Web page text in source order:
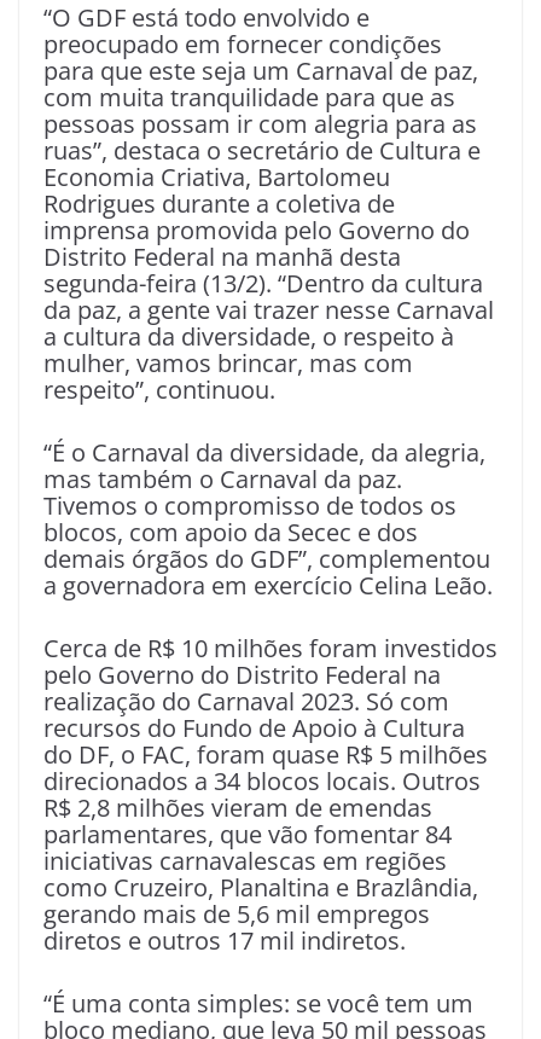
“O GDF está todo envolvido e
preocupado em fornecer condições
para que este seja um Carnaval de paz,
com muita tranquilidade para que as
pessoas possam ir com alegria para as
ruas”, destaca o secretário de Cultura e
Economia Criativa, Bartolomeu
Rodrigues durante a coletiva de
imprensa promovida pelo Governo do
Distrito Federal na manhã desta
segunda-feira (13/2). “Dentro da cultura
da paz, a gente vai trazer nesse Carnaval
a cultura da diversidade, o respeito à
mulher, vamos brincar, mas com
respeito”, continuou.
“É o Carnaval da diversidade, da alegria,
mas também o Carnaval da paz.
Tivemos o compromisso de todos os
blocos, com apoio da Secec e dos
demais órgãos do GDF”, complementou
a governadora em exercício Celina Leão.
Cerca de R$ 10 milhões foram investidos
pelo Governo do Distrito Federal na
realização do Carnaval 2023. Só com
recursos do Fundo de Apoio à Cultura
do DF, o FAC, foram quase R$ 5 milhões
direcionados a 34 blocos locais. Outros
R$ 2,8 milhões vieram de emendas
parlamentares, que vão fomentar 84
iniciativas carnavalescas em regiões
como Cruzeiro, Planaltina e Brazlândia,
gerando mais de 5,6 mil empregos
diretos e outros 17 mil indiretos.
“É uma conta simples: se você tem um
bloco mediano, que leva 50 mil pessoas